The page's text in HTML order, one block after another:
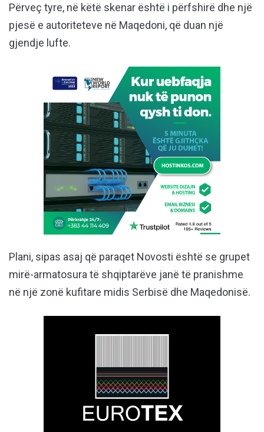
Përveç tyre, në këtë skenar është i përfshirë dhe një
pjesë e autoriteteve në Maqedoni, që duan një
gjendje lufte.
Plani, sipas asaj që paraqet Novosti është se grupet
mirë-armatosura të shqiptarëve janë të pranishme
në një zonë kufitare midis Serbisë dhe Maqedonisë.